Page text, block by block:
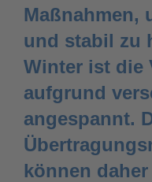
Maßnahmen,
und stabil zu
Winter ist die
aufgrund
angespannt.
können